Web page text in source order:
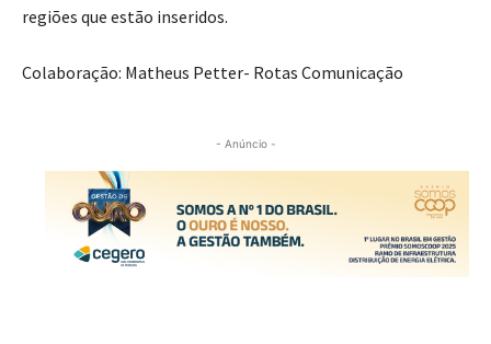
regiões que estão inseridos.
Colaboração: Matheus Petter- Rotas Comunicação
- Anúncio -